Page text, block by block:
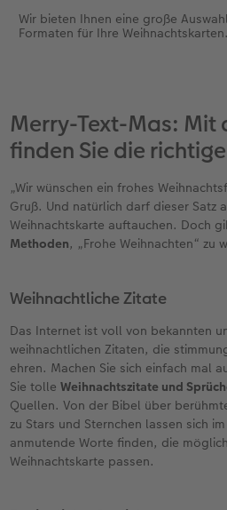
Wir bieten Ihnen eine große
Formaten für Ihre Weihnachtskarten.
Merry-Text-Mas: Mit
finden Sie die
„Wir wünschen ein frohes
Gruß. Und natürlich darf dieser Satz
Weihnachtskarte auftauchen. Doch
Methoden, „Frohe Weihnachten“ zu
Weihnachtliche Zitate
Das Internet ist voll von bekannten
weihnachtlichen Zitaten, die
ehren. Machen Sie sich einfach mal
Sie tolleWeihnachtszitate und
Quellen. Von der Bibel über
zu Stars und Sternchen lassen sich
anmutende Worte finden, die
Weihnachtskarte passen.